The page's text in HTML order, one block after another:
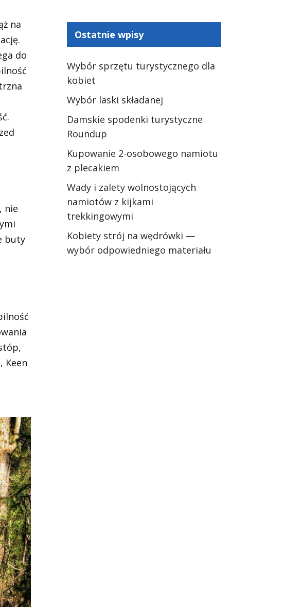
na
do
nie
buty
Keen
Ostatnie wpisy
Wybór sprzętu turystycznego dla
kobiet
Wybór laski składanej
Damskie spodenki turystyczne
Roundup
Kupowanie 2-osobowego namiotu
z plecakiem
Wady i zalety wolnostojących
namiotów z kijkami
trekkingowymi
Kobiety strój na wędrówki —
wybór odpowiedniego materiału